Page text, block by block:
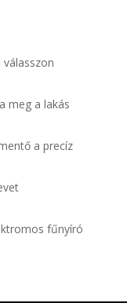
meg a lakás
a precíz
fűnyíró